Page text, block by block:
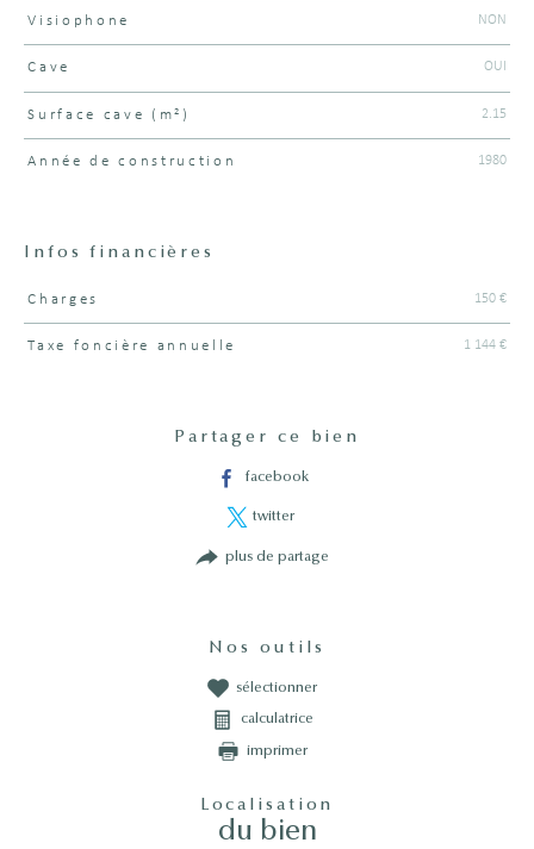
Visiophone NON
Cave OUI
Surface cave (m²) 2.15
Année de construction 1980
Infos financières
Caractéristiques
Charges 150 €
Taxe foncière annuelle 1 144 €
Partager ce bien
facebook
twitter
plus de partage
Nos outils
sélectionner
calculatrice
imprimer
Localisation
du bien